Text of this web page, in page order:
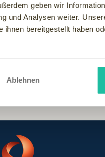
geben wir
und Analysen weiter.
bereitgestellt haben
Ablehnen